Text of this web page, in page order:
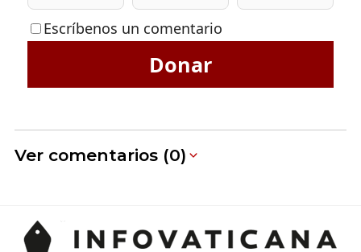
Escríbenos un comentario
Donar
Ver comentarios (0)